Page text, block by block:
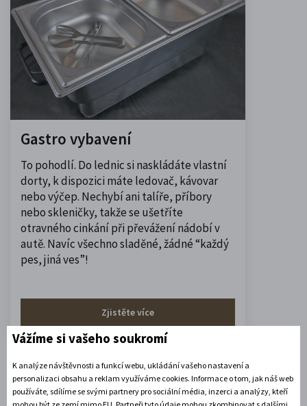
Gastro vybavení
To pohodlí. Do lednic si naskládáte vlastní
dorty, k dispozici máte ledovač, kávovar
nebo výčep. Nechybí ani talíře, příbory
nebo skleničky, takže se ušetříte
otravného cinkání při převážení nádobí v
autě. Navíc všechno sladěné, žádné “každý
pes, jiná ves”!
Zjistěte více
Vážíme si vašeho soukromí
K analýze návštěvnosti a funkcí webu, ukládání vašeho nastavení a
personalizaci obsahu a reklam využíváme cookies. Informace o tom, jak náš web
používáte, sdílíme se svými partnery pro sociální média, inzerci a analýzy, kteří
mohou být ze zemí mimo EU. Partneři tyto údaje mohou zkombinovat s dalšími